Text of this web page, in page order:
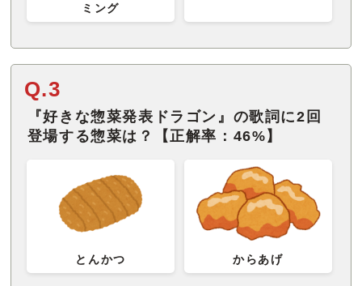
ミング
Q.3
『好きな惣菜発表ドラゴン』の歌詞に2回
登場する惣菜は？【正解率：46%】
とんかつ からあげ